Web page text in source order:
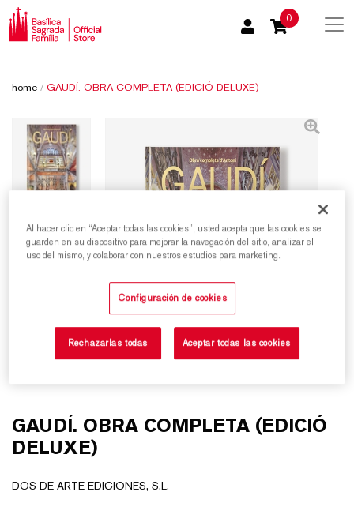
0
home / GAUDÍ. OBRA COMPLETA (EDICIÓ DELUXE)
GAUDÍ. OBRA COMPLETA (EDICIÓ
DELUXE)
DOS DE ARTE EDICIONES, S.L.
Al hacer clic en “Aceptar todas las cookies”, usted acepta que las cookies se
guarden en su dispositivo para mejorar la navegación del sitio, analizar el
uso del mismo, y colaborar con nuestros estudios para marketing.
Configuración de cookies
Rechazarlas todas Aceptar todas las cookies